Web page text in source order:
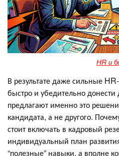
HR и
В результате даже сильные
быстро и убедительно
предлагают именно это
кандидата, а не другого.
стоит включать в кадровый
индивидуальный план
“полезные” навыки, а вполне